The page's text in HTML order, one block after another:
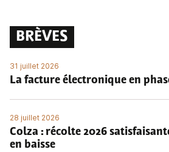
BRÈVES
31 juillet 2026
La facture électronique en
28 juillet 2026
Colza : récolte 2026
en baisse